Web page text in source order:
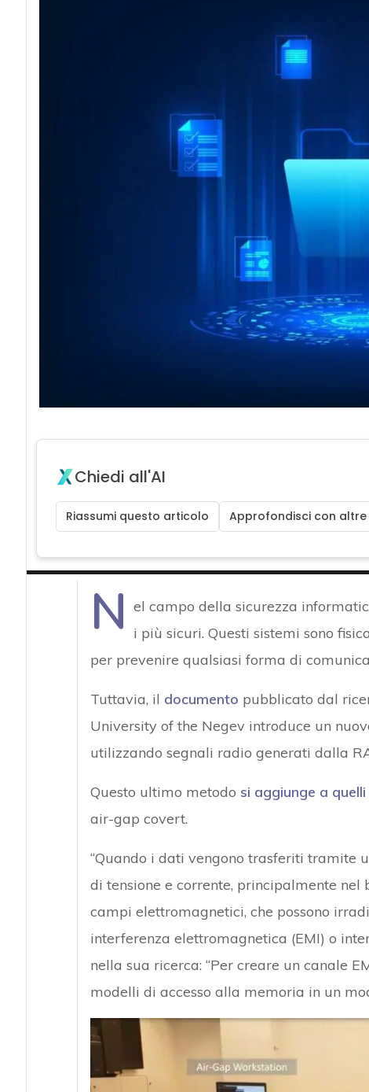
Chiedi all'AI
Riassumi questo articolo Approfondisci con
N el campo della sicurezza
i più sicuri. Questi sistemi sono
per prevenire qualsiasi forma di
Tuttavia, il documento pubblicato dal
University of the Negev introduce un
utilizzando segnali radio generati dalla
Questo ultimo metodo si aggiunge a
air-gap covert.
“Quando i dati vengono trasferiti tramite
di tensione e corrente, principalmente nel
campi elettromagnetici, che possono
interferenza elettromagnetica (EMI) o
nella sua ricerca: “Per creare un canale
modelli di accesso alla memoria in un
Attacchi hacker